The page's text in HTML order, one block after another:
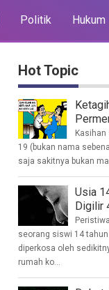
Politik Hukum
Hot Topic
19 (bukan nama
saja sakitnya bukan
Usia
Digilir
seorang siswi 14
diperkosa oleh
rumah ko...